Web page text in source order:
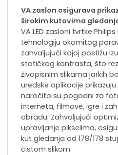
VA zaslon osigurava
širokim kutovima
VA LED zasloni tvrtke
tehnologiju okomitog
zahvaljujući kojoj postižu
statičkog kontrasta, što
živopisnim slikama jarkih
uredske aplikacije
naročito su pogodni za
interneta, filmove, igre i
obradu. Zahvaljujući
upravljanje pikselima,
kut gledanja od 178/178
čistom slikom.